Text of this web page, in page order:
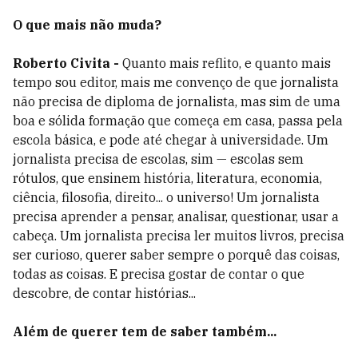
O que mais não muda?
Roberto Civita - Quanto mais reflito, e quanto mais
tempo sou editor, mais me convenço de que jornalista
não precisa de diploma de jornalista, mas sim de uma
boa e sólida formação que começa em casa, passa pela
escola básica, e pode até chegar à universidade. Um
jornalista precisa de escolas, sim — escolas sem
rótulos, que ensinem história, literatura, economia,
ciência, filosofia, direito... o universo! Um jornalista
precisa aprender a pensar, analisar, questionar, usar a
cabeça. Um jornalista precisa ler muitos livros, precisa
ser curioso, querer saber sempre o porquê das coisas,
todas as coisas. E precisa gostar de contar o que
descobre, de contar histórias...
Além de querer tem de saber também...